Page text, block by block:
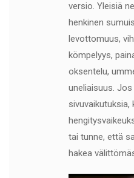
versio. Yleisiä
henkinen
levottomuus,
kömpelyys,
oksentelu,
uneliaisuus.
sivuvaikutuksia,
tai tunne, että
hakea